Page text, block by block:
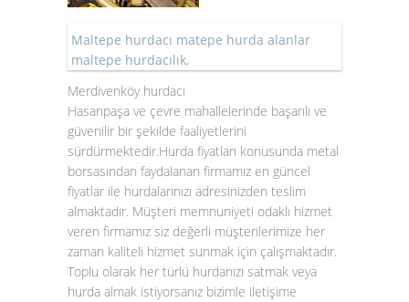
Maltepe hurdacı matepe hurda alanlar
maltepe hurdacılık,
Merdivenköy hurdacı
Hasanpaşa ve çevre mahallelerinde başarılı ve
güvenilir bir şekilde faaliyetlerini
sürdürmektedir.Hurda fiyatları konusunda metal
borsasından faydalanan firmamız en güncel
fiyatlar ile hurdalarınızı adresinizden teslim
almaktadır. Müşteri memnuniyeti odaklı hizmet
veren firmamız siz değerli müşterilerimize her
zaman kaliteli hizmet sunmak için çalışmaktadır.
Toplu olarak her türlü hurdanızı satmak veya
hurda almak istiyorsanız bizimle iletişime